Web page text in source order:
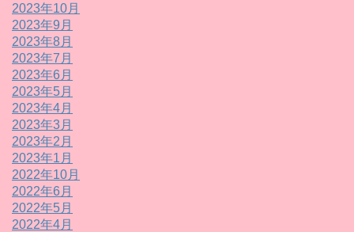
2023年10月
2023年9月
2023年8月
2023年7月
2023年6月
2023年5月
2023年4月
2023年3月
2023年2月
2023年1月
2022年10月
2022年6月
2022年5月
2022年4月